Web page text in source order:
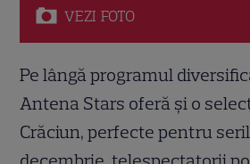
VEZI FOTO
Pe lângă programul
Antena Stars oferă și o
Crăciun, perfecte pentru